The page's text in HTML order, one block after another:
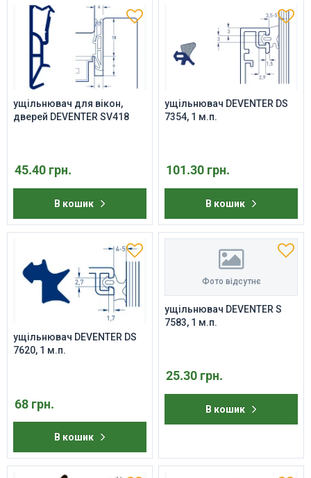
ущільнювач для вікон,
дверей DEVENTER SV418
45.40 грн.
В кошик
ущільнювач DEVENTER DS
7354, 1 м.п.
101.30 грн.
В кошик
ущільнювач DEVENTER DS
7620, 1 м.п.
68 грн.
В кошик
Фото відсутнє
ущільнювач DEVENTER S
7583, 1 м.п.
25.30 грн.
В кошик